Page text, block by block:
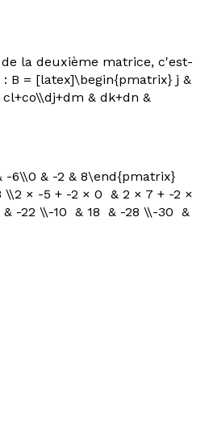
la deuxième matrice, c'est-
B = [latex]\begin{pmatrix} j &
& dk+dn &
-6\\0 & -2 & 8\end{pmatrix}
× -5 + -2 × 0 & 2 × 7 + -2 ×
-22 \\-10 & 18 & -28 \\-30 &